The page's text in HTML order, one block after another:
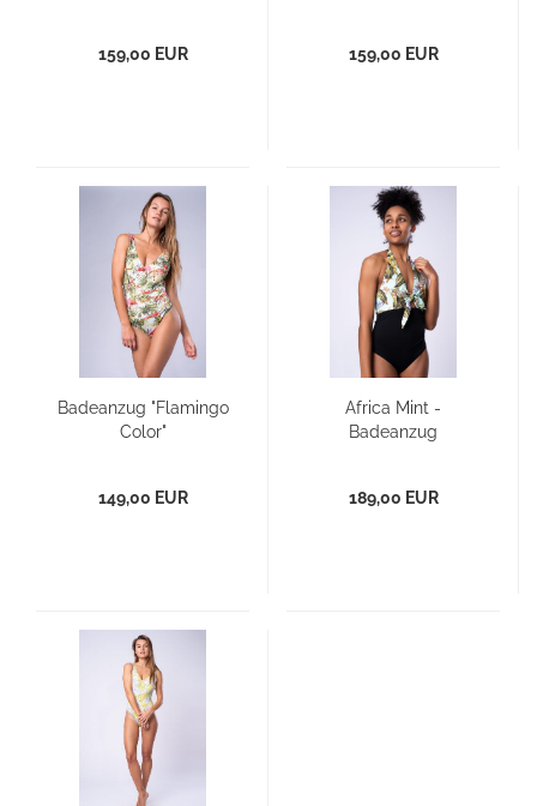
159,00 EUR 159,00 EUR
Badeanzug "Flamingo
Color"
149,00 EUR
Africa Mint -
Badeanzug
189,00 EUR